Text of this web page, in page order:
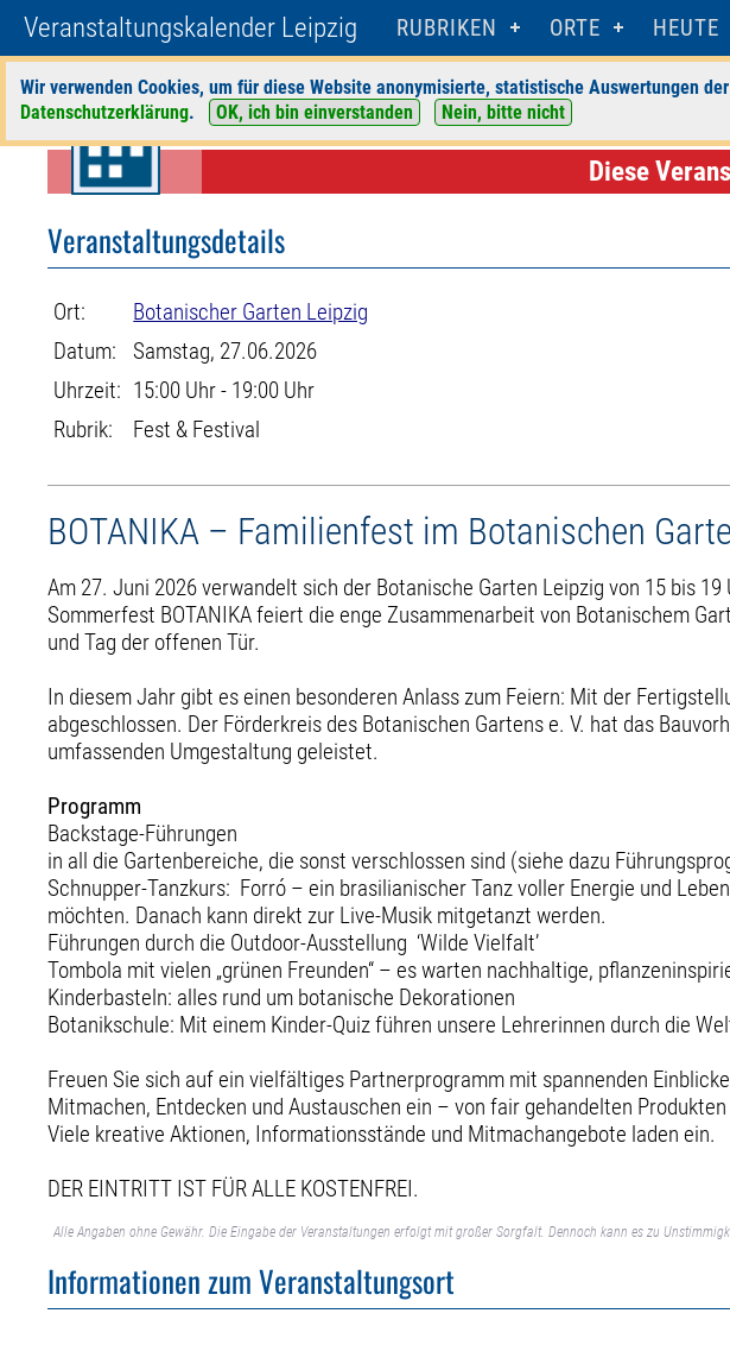
Veranstaltungskalender Leipzig RUBRIKEN ORTE HEUTE
Wir verwenden Cookies, um für diese Website anonymisierte, statistische Auswertungen
Datenschutzerklärung. OK, ich bin einverstanden Nein, bitte nicht
Startseite>Veranstaltungen>Suche >Fest & Festival Botanischer Garten Leipzig
Diese
Veranstaltungsdetails
Ort:
Botanischer Garten Leipzig
Datum:
Samstag, 27.06.2026
Uhrzeit: 15:00 Uhr - 19:00 Uhr
Rubrik:
Fest & Festival
BOTANIKA – Familienfest im Botanischen
Am 27. Juni 2026 verwandelt sich der Botanische Garten Leipzig von 15 bis
Sommerfest BOTANIKA feiert die enge Zusammenarbeit von Botanischem
und Tag der offenen Tür.
In diesem Jahr gibt es einen besonderen Anlass zum Feiern: Mit der
abgeschlossen. Der Förderkreis des Botanischen Gartens e. V. hat das
umfassenden Umgestaltung geleistet.
Programm
Backstage-Führungen
in all die Gartenbereiche, die sonst verschlossen sind (siehe dazu
Schnupper-Tanzkurs: Forró – ein brasilianischer Tanz voller Energie und
möchten. Danach kann direkt zur Live-Musik mitgetanzt werden.
Führungen durch die Outdoor-Ausstellung ‘Wilde Vielfalt’
Tombola mit vielen „grünen Freunden“ – es warten nachhaltige,
Kinderbasteln: alles rund um botanische Dekorationen
Botanikschule: Mit einem Kinder-Quiz führen unsere Lehrerinnen durch die
Freuen Sie sich auf ein vielfältiges Partnerprogramm mit spannenden
Mitmachen, Entdecken und Austauschen ein – von fair gehandelten
Viele kreative Aktionen, Informationsstände und Mitmachangebote laden ein.
DER EINTRITT IST FÜR ALLE KOSTENFREI.
Alle Angaben ohne Gewähr. Die Eingabe der Veranstaltungen erfolgt mit großer Sorgfalt. Dennoch kann es zu
Informationen zum Veranstaltungsort